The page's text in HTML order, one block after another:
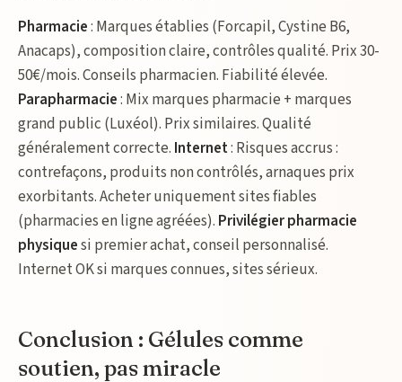
Pharmacie: Marques établies (Forcapil, Cystine B6,
Anacaps), composition claire, contrôles qualité. Prix 30-
50€/mois. Conseils pharmacien. Fiabilité élevée.
Parapharmacie: Mix marques pharmacie + marques
grand public (Luxéol). Prix similaires. Qualité
généralement correcte. Internet: Risques accrus :
contrefaçons, produits non contrôlés, arnaques prix
exorbitants. Acheter uniquement sites fiables
(pharmacies en ligne agréées). Privilégier pharmacie
physiquesi premier achat, conseil personnalisé.
Internet OK si marques connues, sites sérieux.
Conclusion : Gélules comme
soutien, pas miracle